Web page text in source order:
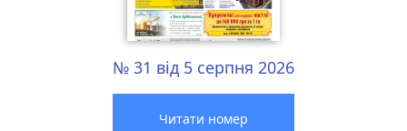
№ 31 від 5 серпня 2026
Читати номер